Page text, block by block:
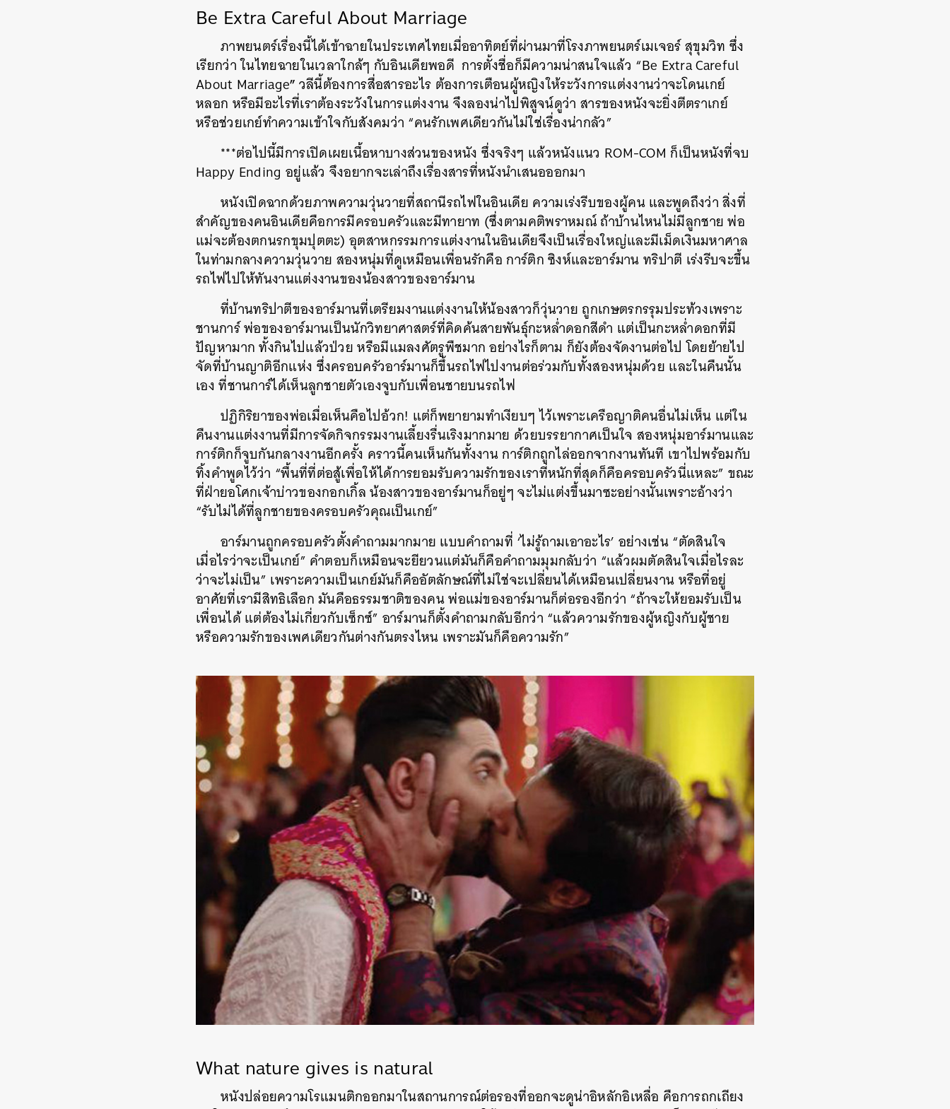
Be Extra Careful About Marriage
ภาพยนตร์เรื่องนี้ได้เข้าฉายในประเทศไทยเมื่ออาทิตย์ที่ผ่านมาที่โรงภาพยนตร์เมเจอร์สุขุมวิท ซึ่ง
เรียกว่าในไทยฉายในเวลาใกล้ๆ กับอินเดียพอดี การตั้งชื่อก็มีความน่าสนใจแล้ว “Be Extra Careful
About Marriage”วลีนี้ต้องการสื่อสารอะไร ต้องการเตือนผู้หญิงให้ระวังการแต่งงานว่าจะโดนเกย์
หลอก หรือมีอะไรที่เราต้องระวังในการแต่งงานจึงลองน่าไปพิสูจน์ดูว่า สารของหนังจะยิ่งตีตราเกย์
หรือช่วยเกย์ทำความเข้าใจกับสังคมว่า “คนรักเพศเดียวกันไม่ใช่เรื่องน่ากลัว”
***ต่อไปนี้มีการเปิดเผยเนื้อหาบางส่วนของหนัง ซึ่งจริงๆ แล้วหนังแนว ROM-COMก็เป็นหนังที่จบ
Happy Ending อยู่แล้ว จึงอยากจะเล่าถึงเรื่องสารที่หนังนำเสนอออกมา
หนังเปิดฉากด้วยภาพความวุ่นวายที่สถานีรถไฟในอินเดีย ความเร่งรีบของผู้คนและพูดถึงว่าสิ่งที่
สำคัญของคนอินเดียคือการมีครอบครัวและมีทายาท (ซึ่งตามคติพราหมณ์ถ้าบ้านไหนไม่มีลูกชายพ่อ
แม่จะต้องตกนรกขุมปุตตะ)อุตสาหกรรมการแต่งงานในอินเดียจึงเป็นเรื่องใหญ่และมีเม็ดเงินมหาศาล
ในท่ามกลางความวุ่นวาย สองหนุ่มที่ดูเหมือนเพื่อนรักคือการ์ติกซิงห์และอาร์มานทริปาตี เร่งรีบจะขึ้น
รถไฟไปให้ทันงานแต่งงานของน้องสาวของอาร์มาน
ที่บ้านทริปาตีของอาร์มานที่เตรียมงานแต่งงานให้น้องสาวก็วุ่นวาย ถูกเกษตรกรรุมประท้วงเพราะ
ชานการ์พ่อของอาร์มานเป็นนักวิทยาศาสตร์ที่คิดค้นสายพันธุ์กะหล่ำดอกสีดำ แต่เป็นกะหล่ำดอกที่มี
ปัญหามากทั้งกินไปแล้วป่วยหรือมีแมลงศัตรูพืชมากอย่างไรก็ตาม ก็ยังต้องจัดงานต่อไป โดยย้ายไป
จัดที่บ้านญาติอีกแห่ง ซึ่งครอบครัวอาร์มานก็ขึ้นรถไฟไปงานต่อร่วมกับทั้งสองหนุ่มด้วย และในคืนนั้น
เองที่ชานการ์ได้เห็นลูกชายตัวเองจูบกับเพื่อนชายบนรถไฟ
ปฏิกิริยาของพ่อเมื่อเห็นคือไปอ้วก! แต่ก็พยายามทำเงียบๆ ไว้เพราะเครือญาติคนอื่นไม่เห็น แต่ใน
คืนงานแต่งงานที่มีการจัดกิจกรรมงานเลี้ยงรื่นเริงมากมาย ด้วยบรรยากาศเป็นใจ สองหนุ่มอาร์มานและ
การ์ติกก็จูบกันกลางงานอีกครั้ง คราวนี้คนเห็นกันทั้งงานการ์ติกถูกไล่ออกจากงานทันที เขาไปพร้อมกับ
ทิ้งคำพูดไว้ว่า “พื้นที่ที่ต่อสู้เพื่อให้ได้การยอมรับความรักของเราที่หนักที่สุดก็คือครอบครัวนี่แหละ” ขณะ
ที่ฝ่ายอโศกเจ้าบ่าวของกอกเกิ้ลน้องสาวของอาร์มานก็อยู่ๆจะไม่แต่งขึ้นมาซะอย่างนั้นเพราะอ้างว่า
“รับไม่ได้ที่ลูกชายของครอบครัวคุณเป็นเกย์”
อาร์มานถูกครอบครัวตั้งคำถามมากมาย แบบคำถามที่ ‘ไม่รู้ถามเอาอะไร’ อย่างเช่น“ตัดสินใจ
เมื่อไรว่าจะเป็นเกย์” คำตอบก็เหมือนจะยียวนแต่มันก็คือคำถามมุมกลับว่า “แล้วผมตัดสินใจเมื่อไรละ
ว่าจะไม่เป็น” เพราะความเป็นเกย์มันก็คืออัตลักษณ์ที่ไม่ใช่จะเปลี่ยนได้เหมือนเปลี่ยนงานหรือที่อยู่
อาศัยที่เรามีสิทธิเลือกมันคือธรรมชาติของคนพ่อแม่ของอาร์มานก็ต่อรองอีกว่า “ถ้าจะให้ยอมรับเป็น
เพื่อนได้แต่ต้องไม่เกี่ยวกับเซ็กซ์” อาร์มานก็ตั้งคำถามกลับอีกว่า “แล้วความรักของผู้หญิงกับผู้ชาย
หรือความรักของเพศเดียวกันต่างกันตรงไหน เพราะมันก็คือความรัก”
What nature gives is natural
หนังปล่อยความโรแมนติกออกมาในสถานการณ์ต่อรองที่ออกจะดูน่าอิหลักอิเหลื่อ คือการถกเถียง
ค้นหา
SHARE TWEET LINE EMAIL